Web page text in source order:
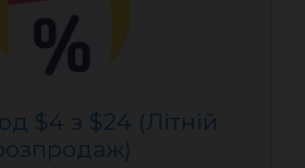
$4 з $24 (Літній